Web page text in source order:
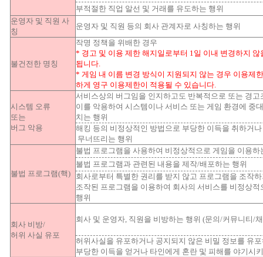
부적절한 직업 알선 및 거래를 유도하는 행위
운영자 및 직원 사
칭
운영자 및 직원 등의 회사 관계자로 사칭하는 행위
불건전한 명칭
작명 정책을 위배한 경우
* 경고 및 이용 제한 해지일로부터 1일 이내 변경하지 않
됩니다.
* 게임 내 이름 변경 방식이 지원되지 않는 경우 이용제
하게 영구 이용제한이 적용될 수 있습니다.
시스템 오류
또는
버그 악용
서비스상의 버그임을 인지하고도 반복적으로 또는 경고
이를 악용하여 시스템이나 서비스 또는 게임 환경에 중
치는 행위
해킹 등의 비정상적인 방법으로 부당한 이득을 취하거
무너뜨리는 행위
불법 프로그램(핵)
불법 프로그램을 사용하여 비정상적으로 게임을 이용하
불법 프로그램과 관련된 내용을 제작/배포하는 행위
회사로부터 특별한 권리를 받지 않고 프로그램을 조작
조작된 프로그램을 이용하여 회사의 서비스를 비정상적
행위
회사 비방/
허위 사실 유포
회사 및 운영자, 직원을 비방하는 행위 (문의/커뮤니티/
허위사실을 유포하거나 공지되지 않은 비밀 정보를 유
부당한 이득을 얻거나 타인에게 혼란 및 피해를 야기시